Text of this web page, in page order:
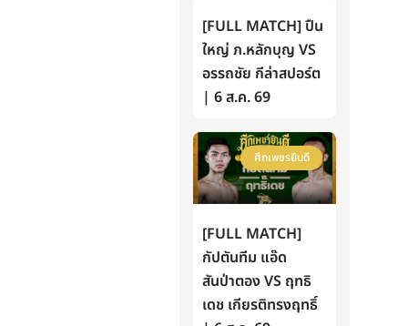
[FULL MATCH] ปืน
ใหญ่ ภ.หลักบุญ VS
อรรถชัย กีล่าสปอร์ต
| 6 ส.ค. 69
ศึกเพชรยินดี
[FULL MATCH]
กัปตันทีม แอ๊ด
สันป่าตอง VS ฤทธิ
เดช เกียรติทรงฤทธิ์